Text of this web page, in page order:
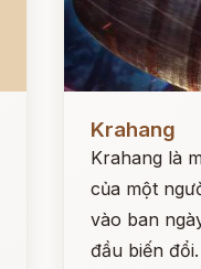
Krahang
Krahang là
của một
vào ban
đầu biến